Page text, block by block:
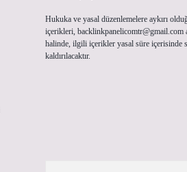
Hukuka ve yasal düzenlemelere aykırı
içerikleri, backlinkpanelicomtr@gmail.com
halinde, ilgili içerikler yasal süre içerisinde
kaldırılacaktır.